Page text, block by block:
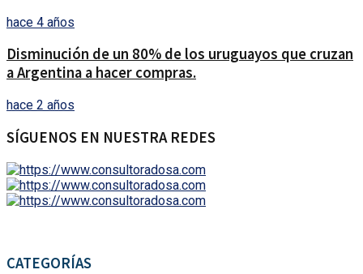
hace 4 años
Disminución de un 80% de los uruguayos que cruzan
a Argentina a hacer compras.
hace 2 años
SÍGUENOS EN NUESTRA REDES
CATEGORÍAS